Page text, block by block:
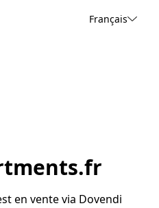
Français
en vente via Dovendi